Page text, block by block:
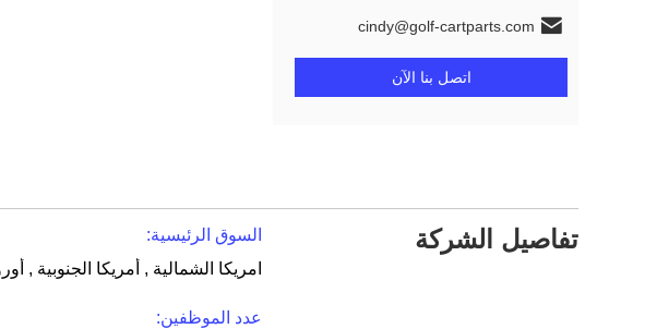
cindy@golf-cartparts.com
اتصل بنا الآن
تفاصيل الشركة
السوق الرئيسية:
عدد الموظفين: